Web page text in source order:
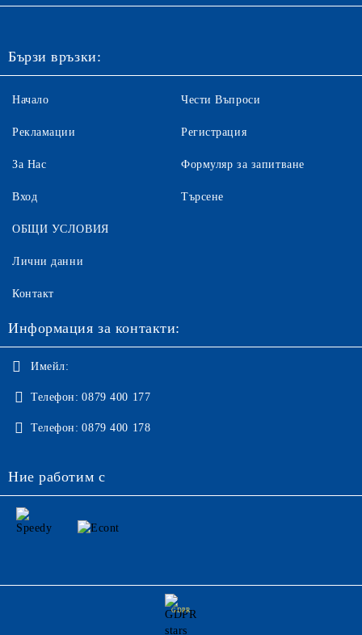
Бързи връзки:
Начало
Рекламации
За Нас
Вход
Чести Въпроси
Регистрация
Формуляр за запитване
Търсене
ОБЩИ УСЛОВИЯ
Лични данни
Контакт
Информация за контакти:
Имейл:
Телефон: 0879 400 177
Телефон: 0879 400 178
Ние работим с
GDPR